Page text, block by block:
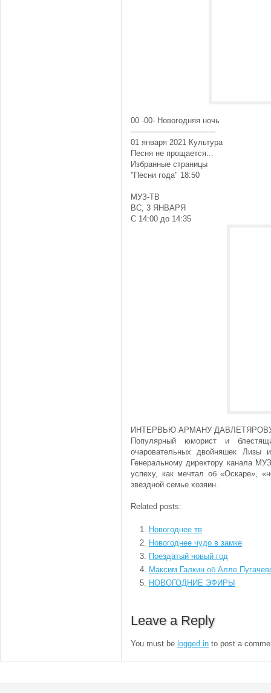
00 -00- Новогодняя ночь
-----------------------------------
01 января 2021 Культура
Песня не прощается...
Избранные страницы
"Песни года" 18:50
МУЗ-ТВ
ВС, 3 ЯНВАРЯ
С 14:00 до 14:35
ИНТЕРВЬЮ АРМАНУ
Популярный юморист и
очаровательных двойняшек
Генеральному директору канала
успеху, как мечтал об «Оскаре»,
звёздной семье хозяин.
Related posts:
Новогоднее тв
Новогоднее чудо в замке
Поездатый новый год
Максим Галкин об Алле
НОВОГОДНИЕ ЭФИРЫ
Leave a Reply
You must be logged in to post a